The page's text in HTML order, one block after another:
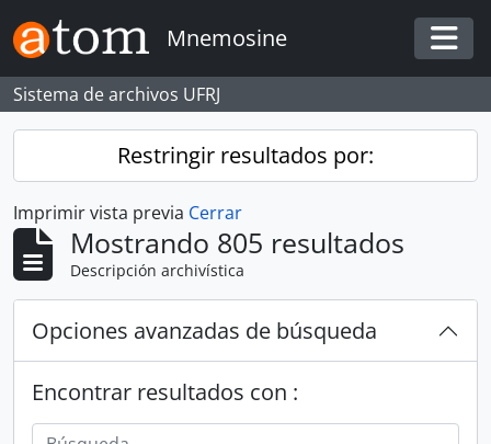
Skip to main content
Mnemosine
Sistema de archivos UFRJ
Restringir resultados por:
Imprimir vista previa Cerrar
Mostrando 805 resultados
Descripción archivística
Opciones avanzadas de búsqueda
Encontrar resultados con :